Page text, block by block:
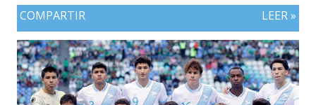
COMPARTIR LEER »